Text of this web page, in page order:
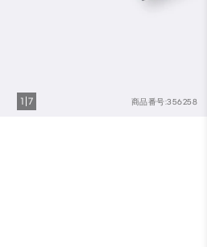
商品番号:356258
1 7